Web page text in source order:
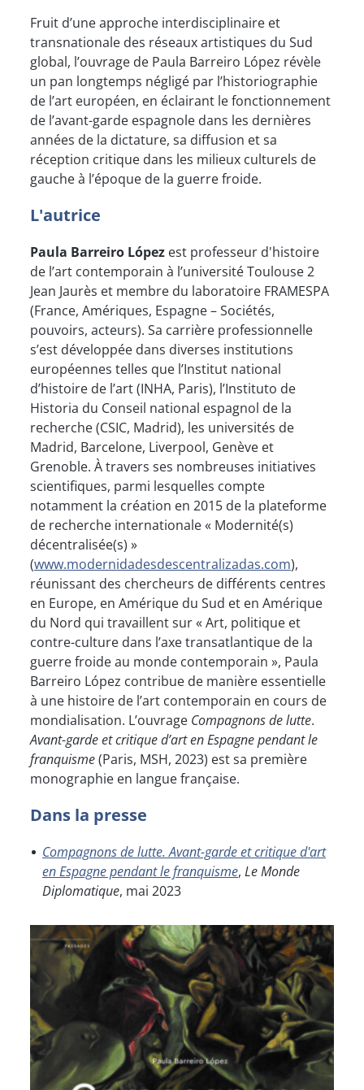
Fruit d’une approche interdisciplinaire et
transnationale des réseaux artistiques du Sud
global, l’ouvrage de Paula Barreiro López révèle
un pan longtemps négligé par l’historiographie
de l’art européen, en éclairant le fonctionnement
de l’avant-garde espagnole dans les dernières
années de la dictature, sa diffusion et sa
réception critique dans les milieux culturels de
gauche à l’époque de la guerre froide.
L'autrice
Paula Barreiro López est professeur d'histoire
de l’art contemporain à l’université Toulouse 2
Jean Jaurès et membre du laboratoire FRAMESPA
(France, Amériques, Espagne – Sociétés,
pouvoirs, acteurs). Sa carrière professionnelle
s’est développée dans diverses institutions
européennes telles que l’Institut national
d’histoire de l’art (INHA, Paris), l’Instituto de
Historia du Conseil national espagnol de la
recherche (CSIC, Madrid), les universités de
Madrid, Barcelone, Liverpool, Genève et
Grenoble. À travers ses nombreuses initiatives
scientifiques, parmi lesquelles compte
notamment la création en 2015 de la plateforme
de recherche internationale « Modernité(s)
décentralisée(s) »
(www.modernidadesdescentralizadas.com),
réunissant des chercheurs de différents centres
en Europe, en Amérique du Sud et en Amérique
du Nord qui travaillent sur « Art, politique et
contre-culture dans l’axe transatlantique de la
guerre froide au monde contemporain », Paula
Barreiro López contribue de manière essentielle
à une histoire de l’art contemporain en cours de
mondialisation. L’ouvrage Compagnons de lutte.
Avant-garde et critique d’art en Espagne pendant le
franquisme(Paris, MSH, 2023) est sa première
monographie en langue française.
Dans la presse
Compagnons de lutte. Avant-garde et critique d'art
en Espagne pendant le franquisme, Le Monde
Diplomatique, mai 2023